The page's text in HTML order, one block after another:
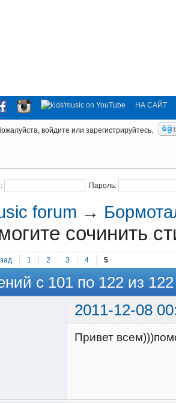
НА САЙТ
войдите или зарегистрируйтесь.
Пароль:
forum →
сочинить
1 2 3 4 5
с 101 по 122 из 122
2011-12-08
Привет